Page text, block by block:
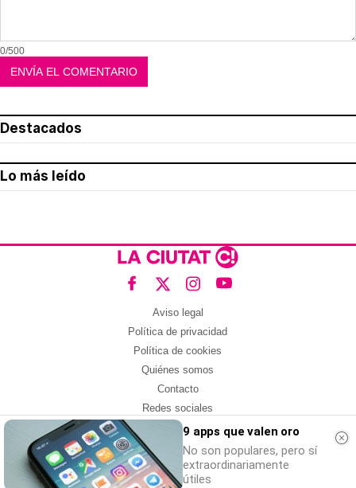
0/500
Destacados
Lo más leído
Aviso legal
Política de privacidad
Política de cookies
Quiénes somos
Contacto
Redes sociales
Con la colaboración de:9 apps que valen oro
No son populares, pero sí
extraordinariamente
útiles